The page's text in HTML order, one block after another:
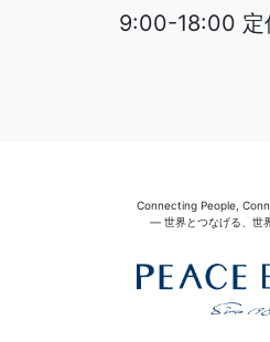
9:00-18:00 定
Connecting People,
― 世界とつなげる、世